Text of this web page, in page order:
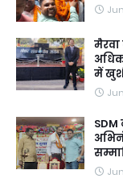
में